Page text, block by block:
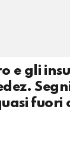
e gli
fuori